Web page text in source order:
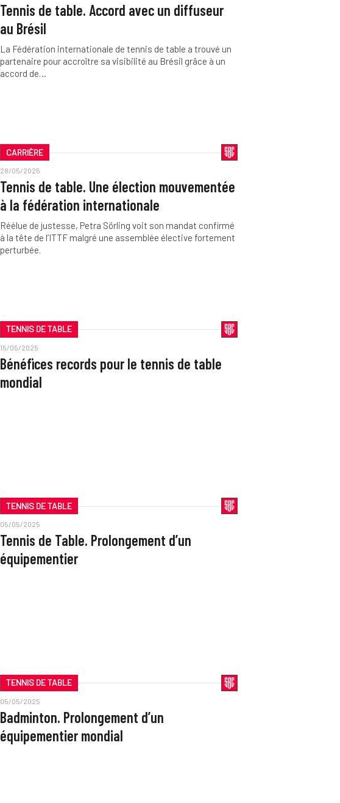
Tennis de table. Accord avec un diffuseur
au Brésil
La Fédération internationale de tennis de table a trouvé un
partenaire pour accroître sa visibilité au Brésil grâce à un
accord de…
CARRIÈRE
28/05/2025
Tennis de table. Une élection mouvementée
à la fédération internationale
Réélue de justesse, Petra Sörling voit son mandat confirmé
à la tête de l’ITTF malgré une assemblée élective fortement
perturbée.
TENNIS DE TABLE
15/05/2025
Bénéfices records pour le tennis de table
mondial
TENNIS DE TABLE
05/05/2025
Tennis de Table. Prolongement d’un
équipementier
TENNIS DE TABLE
05/05/2025
Badminton. Prolongement d’un
équipementier mondial